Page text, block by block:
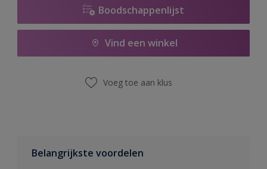
Boodschappenlijst
Vind een winkel
Voeg toe aan klus
Belangrijkste voordelen